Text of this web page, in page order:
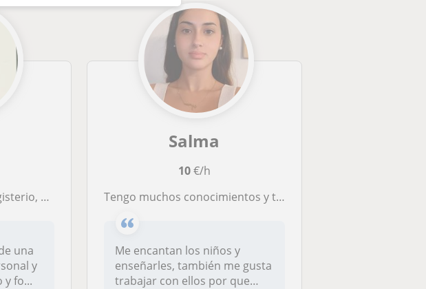
Valencia
una
y
y fo...
Salma
10€/h
Tengo muchos conocimientos y tengo paciencia para enseñar daria clases a niños de primaria
Me encantan los niños y
enseñarles, también me gusta
trabajar con ellos por que